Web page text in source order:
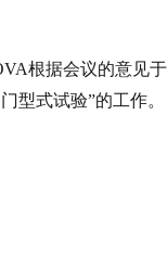
根据会议的意见于
型式试验”的工作。